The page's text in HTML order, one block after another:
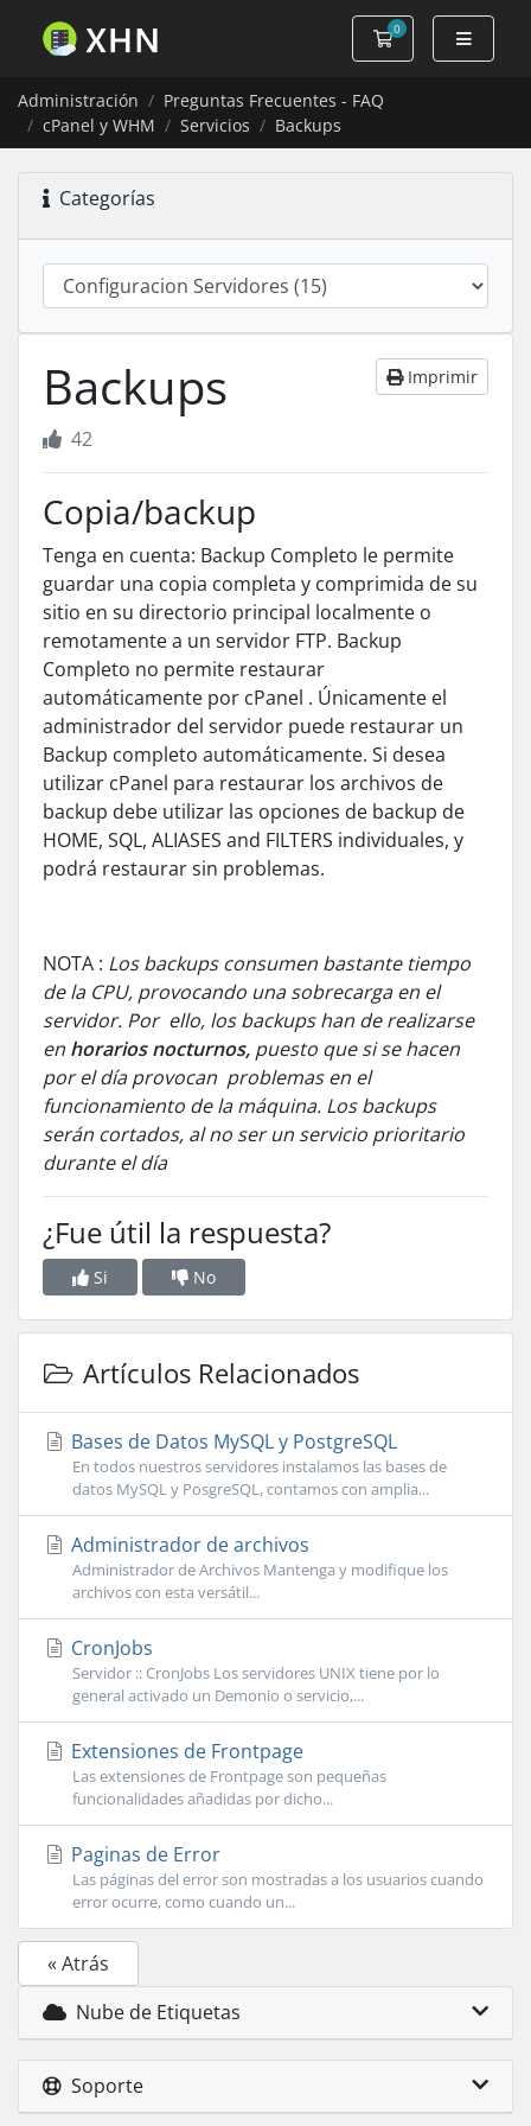
0
Carro de Pedidos
Administración
Preguntas Frecuentes - FAQ
cPanel y WHM
Servicios Backups
Categorías
Backups Imprimir
42
Copia/backup
Tenga en cuenta: Backup Completo le permite
guardar una copia completa y comprimida de su
sitio en su directorio principal localmente o
remotamente a un servidor FTP. Backup
Completo no permite restaurar
automáticamente por cPanel . Únicamente el
administrador del servidor puede restaurar un
Backup completo automáticamente. Si desea
utilizar cPanel para restaurar los archivos de
backup debe utilizar las opciones de backup de
HOME, SQL, ALIASES and FILTERS individuales, y
podrá restaurar sin problemas.
NOTA : Los backups consumen bastante tiempo
de la CPU, provocando una sobrecarga en el
servidor. Por ello, los backups han de realizarse
en horarios nocturnos, puesto que si se hacen
por el día provocan problemas en el
funcionamiento de la máquina. Los backups
serán cortados, al no ser un servicio prioritario
durante el día
¿Fue útil la respuesta?
Si No
Artículos Relacionados
Bases de Datos MySQL y PostgreSQL
En todos nuestros servidores instalamos las bases de
datos MySQL y PosgreSQL, contamos con amplia...
Administrador de archivos
Administrador de Archivos Mantenga y modifique los
archivos con esta versátil...
CronJobs
Servidor :: CronJobs Los servidores UNIX tiene por lo
general activado un Demonio o servicio,...
Extensiones de Frontpage
Las extensiones de Frontpage son pequeñas
funcionalidades añadidas por dicho...
Paginas de Error
Las páginas del error son mostradas a los usuarios cuando
error ocurre, como cuando un...
« Atrás
Nube de Etiquetas
Soporte